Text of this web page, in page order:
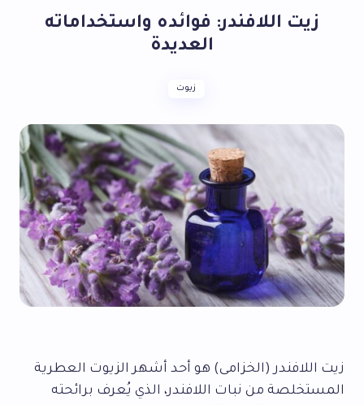
زيت اللافندر: فوائده واستخداماته
العديدة
زيوت
زيت اللافندر (الخزامى) هو أحد أشهر الزيوت العطرية
المستخلصة من نبات اللافندر، الذي يُعرف برائحته